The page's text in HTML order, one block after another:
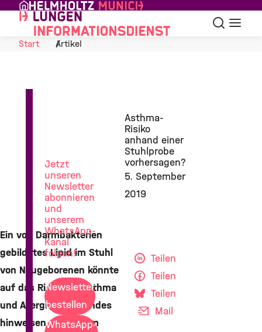
Skip to Content
Suche
Start
Artikel
Asthma-
Risiko
anhand einer
Stuhlprobe
vorhersagen?
5. September
2019
Ein von Darmbakterien
gebildetes Lipid im Stuhl
von Neugeborenen könnte
auf das Risiko für Asthma
und Allergien des Kindes
hinweisen. Zu diesem
Teilen
Teilen
Teilen
Mail
Jetzt
unseren
Newsletter
abonnieren
und
unserem
WhatsApp-
Kanal
folgen!
Newsletter
bestellen
WhatsApp-